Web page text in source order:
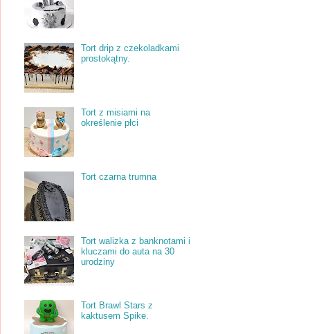
Tort drip z czekoladkami
prostokątny.
Tort z misiami na
określenie płci
Tort czarna trumna
Tort walizka z banknotami i
kluczami do auta na 30
urodziny
Tort Brawl Stars z
kaktusem Spike.